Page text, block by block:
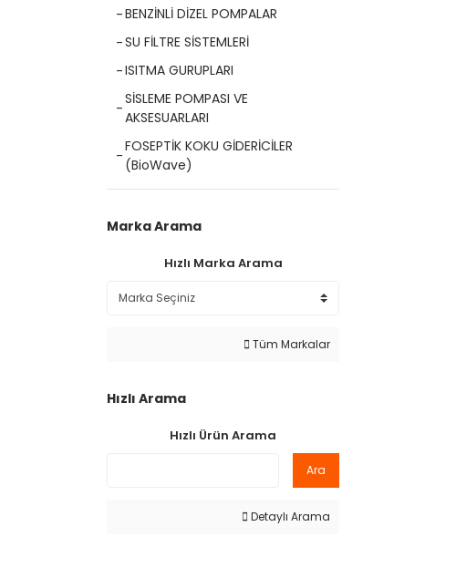
BENZİNLİ DİZEL POMPALAR
SU FİLTRE SİSTEMLERİ
ISITMA GURUPLARI
SİSLEME POMPASI VE
AKSESUARLARI
FOSEPTİK KOKU GİDERİCİLER
(BioWave)
Marka Arama
Hızlı Marka Arama
Tüm Markalar
Hızlı Arama
Hızlı Ürün Arama
Ara
Detaylı Arama